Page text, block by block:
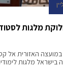
מלגות
האזורית אל
בישראל מלגות